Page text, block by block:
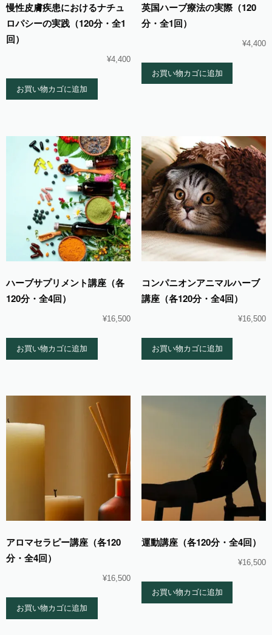
慢性皮膚疾患におけるナチュ
ロパシーの実践（120分・全1
回）
¥4,400
お買い物カゴに追加
英国ハーブ療法の実際（120
分・全1回）
¥4,400
お買い物カゴに追加
ハーブサプリメント講座（各
120分・全4回）
¥16,500
お買い物カゴに追加
コンパニオンアニマルハーブ
講座（各120分・全4回）
¥16,500
お買い物カゴに追加
アロマセラピー講座（各120
分・全4回）
¥16,500
お買い物カゴに追加
運動講座（各120分・全4回）
¥16,500
お買い物カゴに追加